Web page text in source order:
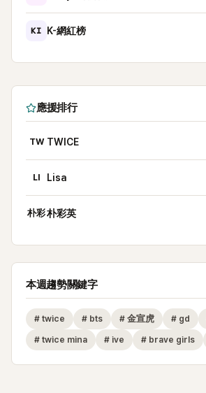
KI K-網紅榜
應援排行
TW TWICE
LI Lisa
朴彩朴彩英
本週趨勢關鍵字
# twice # bts # 金宣虎 # gd
# twice mina # ive # brave girls